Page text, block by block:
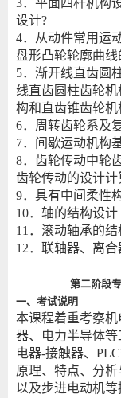
3．平面四杆机构
设计?
4．从动件常用运
盘形凸轮轮廓曲线
5．渐开线直齿圆
线直齿圆柱齿轮
构和直齿锥齿轮机
6．周转齿轮系及
7．间歇运动机构
8．齿轮传动中轮
齿轮传动的设计
9．具有中间柔性
10．轴的结构设计
11．滚动轴承的
12．联轴器、离
第二阶段
一、考试说明
本课程着重考察
器、电力半导体
电器-接触器、
原理、特点、分
以及步进电动机